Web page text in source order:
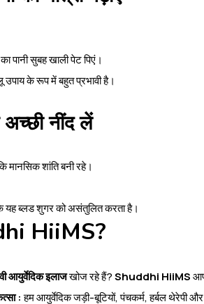
पानी सुबह खाली पेट पिएं।
के रूप में बहुत प्रभावी है।
नींद लें
मानसिक शांति बनी रहे।
यह ब्लड शुगर को असंतुलित करता है।
HiiMS?
आयुर्वेदिक इलाजखोज रहे हैं?Shuddhi HiiMS
:हम आयुर्वेदिक जड़ी-बूटियों, पंचकर्म, हर्बल थेरेपी